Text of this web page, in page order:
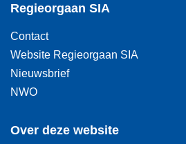
Regieorgaan SIA
Contact
Website Regieorgaan SIA
Nieuwsbrief
NWO
Over deze website